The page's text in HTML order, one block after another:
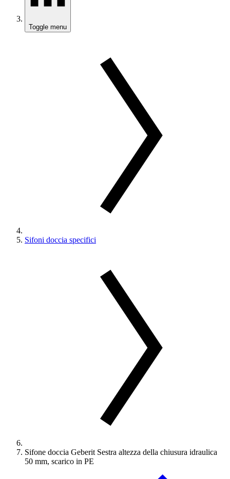
Toggle menu
Sifoni doccia specifici
Sifone doccia Geberit Sestra altezza della chiusura idraulica
50 mm, scarico in PE